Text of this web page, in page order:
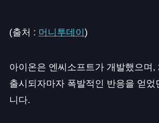
(출처 : 머니투데이)
아이온은 엔씨소프트가 개발했으며,
출시되자마자 폭발적인 반응을 얻었
니다.